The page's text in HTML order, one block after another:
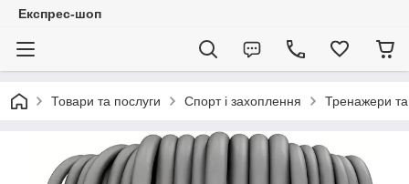
Експрес-шоп
Товари та послуги Спорт і захоплення Тренажери